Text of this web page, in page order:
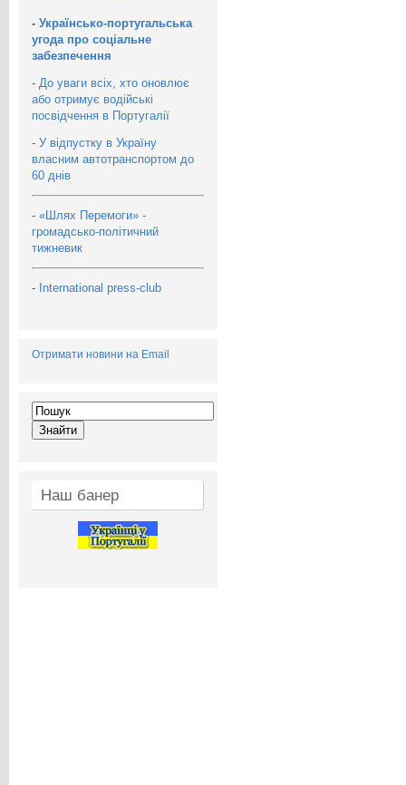
- Українсько-португальська
угода про соціальне
забезпечення
- До уваги всіх, хто оновлює
або отримує водійські
посвідчення в Португалії
- У відпустку в Україну
власним автотранспортом до
60 днів
- «Шлях Перемоги» -
громадсько-політичний
тижневик
- International press-club
Отримати новини на Email
Наш банер